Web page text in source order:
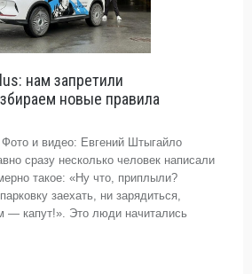
нам запретили
новые правила
и видео: Евгений Штыгайло
сразу несколько человек написали
такое: «Ну что, приплыли?
заехать, ни зарядиться,
— капут!». Это люди начитались